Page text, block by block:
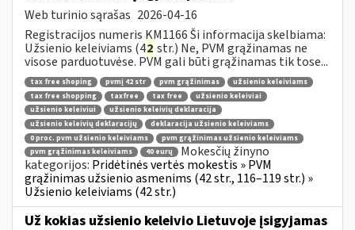
Web turinio sąrašas 2026-04-16
Registracijos numeris KM1166 Ši informacija skelbiama:
Užsienio keleiviams (42 str.) Ne, PVM grąžinamas ne
visose parduotuvėse. PVM gali būti grąžinamas tik tose...
tax free shoping pvmį 42 str pvm grąžinimas
užsienio keleiviams
tax free shopping
taxfree tax free
užsienio keleiviai
užsienio keleiviui
užsienio keleivių deklaracija
užsienio keleivių deklaracijų
deklaracija užsienio keleiviams
0 proc. pvm užsienio keleiviams
pvm grąžinimas užsienio keleiviams
pvm grąžinimas keleiviams
40 eurų
Mokesčių žinyno
kategorijos: Pridėtinės vertės mokestis » PVM
grąžinimas užsienio asmenims (42 str., 116–119 str.) »
Užsienio keleiviams (42 str.)
Už kokias užsienio keleivio Lietuvoje įsigyjamas